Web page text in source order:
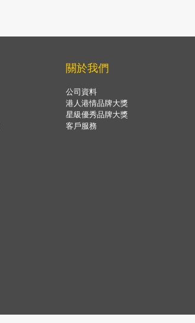
關於我們
公司資料
港人港情品牌大獎
星級優秀品牌大獎
客戶服務